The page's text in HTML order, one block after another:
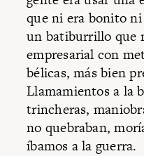
que ni era bonito
un batiburrillo que
empresarial con
bélicas, más bien
Llamamientos a la
trincheras,
no quebraban,
íbamos a la guerra.